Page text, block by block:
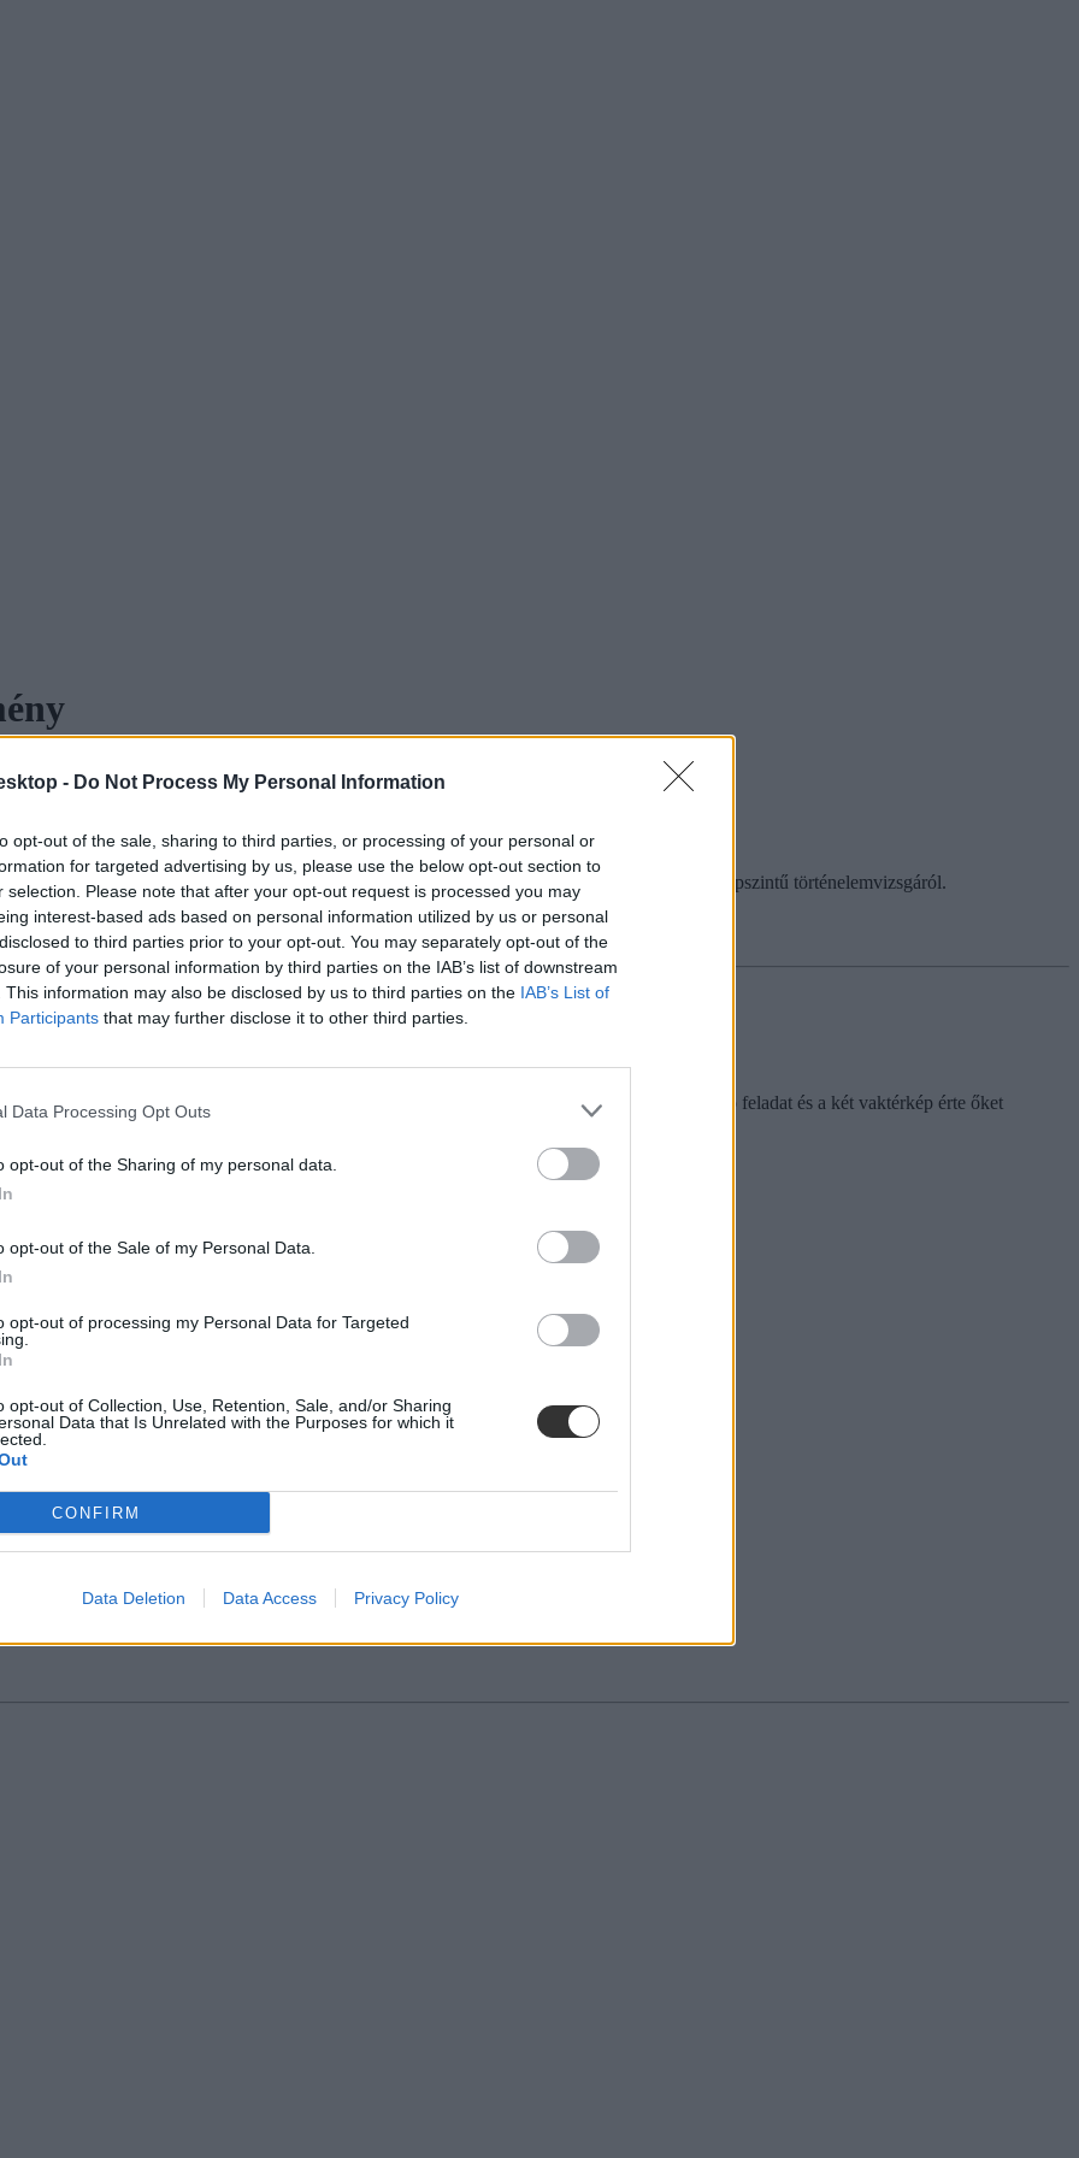
- Do Not Process My Personal Information
opt-out of the sale, sharing to third parties, or processing of your personal or
for targeted advertising by us, please use the below opt-out section to
selection. Please note that after your opt-out request is processed you may
interest-based ads based on personal information utilized by us or personal
to third parties prior to your opt-out. You may separately opt-out of the
of your personal information by third parties on the IAB’s list of downstream
This information may also be disclosed by us to third parties on the IAB’s List of
Participants that may further disclose it to other third parties.
Data Processing Opt Outs
opt-out of the Sharing of my personal data.
opt-out of the Sale of my Personal Data.
opt-out of processing my Personal Data for Targeted
opt-out of Collection, Use, Retention, Sale, and/or Sharing
Data that Is Unrelated with the Purposes for which it
CONFIRM
Data Deletion Data Access Privacy Policy
a középszintű töriérettségiről
volt a legnépszerűbb esszéfeladat - mondták az eduline által megkérdezett érettségizők a középszintű történelemvizsgáról.
vizsgázóknak
diákoknak, az első részt viszont nehéznek tartották, főleg a nyugdíjrendszerről szóló feladat és a két vaktérkép érte őket